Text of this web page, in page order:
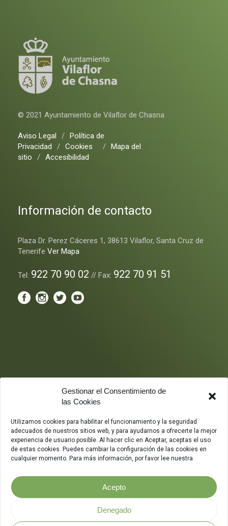
Gestionar el Consentimiento de
las Cookies
Utilizamos cookies para habilitar el funcionamiento y la seguridad
adecuados de nuestros sitios web, y para ayudarnos a ofrecerte la mejor
experiencia de usuario posible. Al hacer clic en Aceptar, aceptas el uso
de estas cookies. Puedes cambiar la configuración de las cookies en
cualquier momento. Para más información, por favor lee nuestra
Acepto
Denegado
© 2021 Ayuntamiento de Vilaflor de Chasna
Aviso Legal /
Política de
Privacidad
/ Cookies /
Mapa del
sitio
/ Accesibilidad
Información de contacto
Plaza Dr. Perez Cáceres 1, 38613 Vilaflor, Santa Cruz de
Tenerife Ver Mapa
Tel: 922 70 90 02 // Fax: 922 70 91 51